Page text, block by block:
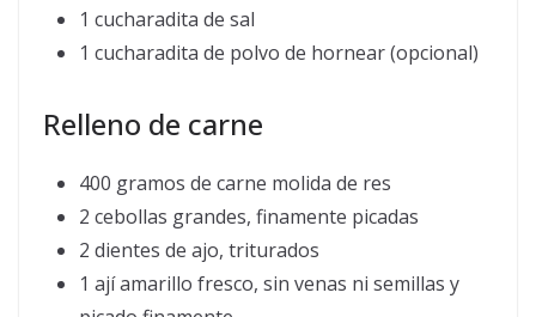
1 cucharadita de sal
1 cucharadita de polvo de hornear (opcional)
Relleno de carne
400 gramos de carne molida de res
2 cebollas grandes, finamente picadas
2 dientes de ajo, triturados
1 ají amarillo fresco, sin venas ni semillas y